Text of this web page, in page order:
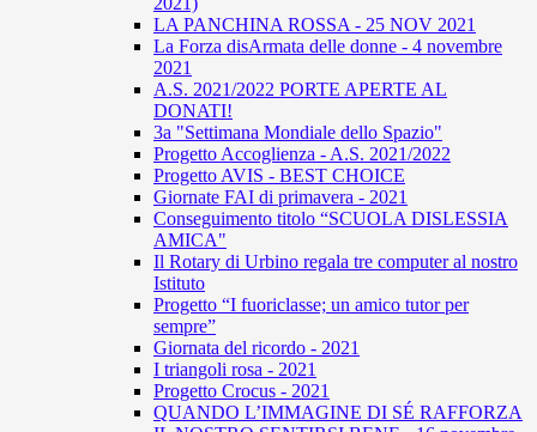
LA PANCHINA ROSSA - 25 NOV 2021
La Forza disArmata delle donne - 4 novembre
2021
A.S. 2021/2022 PORTE APERTE AL
DONATI!
3a "Settimana Mondiale dello Spazio"
Progetto Accoglienza - A.S. 2021/2022
Progetto AVIS - BEST CHOICE
Giornate FAI di primavera - 2021
Conseguimento titolo “SCUOLA DISLESSIA
AMICA"
Il Rotary di Urbino regala tre computer al nostro
Istituto
Progetto “I fuoriclasse; un amico tutor per
sempre”
Giornata del ricordo - 2021
I triangoli rosa - 2021
Progetto Crocus - 2021
QUANDO L’IMMAGINE DI SÉ RAFFORZA